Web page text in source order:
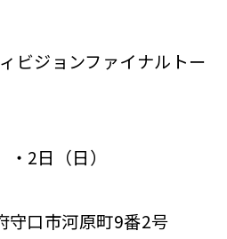
ビジョンファイナルトー
2日（日）
口市河原町9番2号